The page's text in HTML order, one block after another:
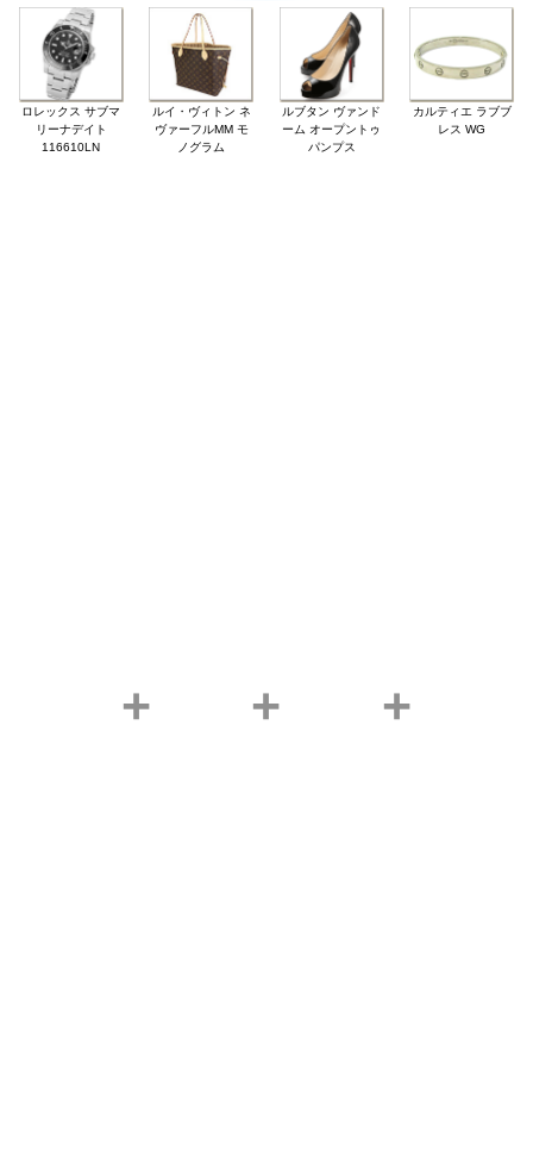
ロレックス サブマ
リーナデイト
116610LN
ルイ・ヴィトン ネ
ヴァーフルMM モ
ノグラム
ルブタン ヴァンド
ーム オープントゥ
パンプス
カルティエ ラブブ
レス WG